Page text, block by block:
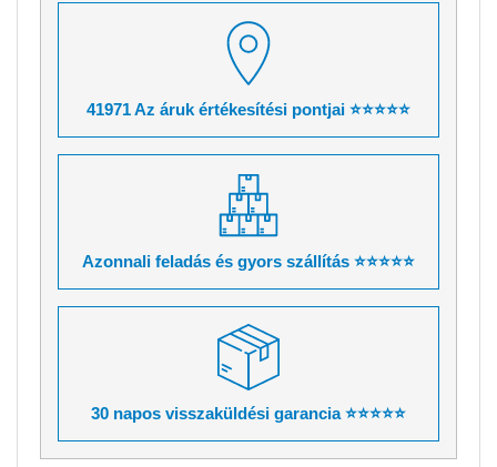
41971 Az áruk értékesítési pontjai ⭐⭐⭐⭐⭐
Azonnali feladás és gyors szállítás ⭐⭐⭐⭐⭐
30 napos visszaküldési garancia ⭐⭐⭐⭐⭐